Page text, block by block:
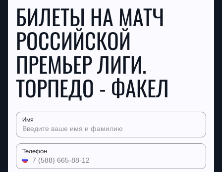
БИЛЕТЫ НА МАТЧ
РОССИЙСКОЙ
ПРЕМЬЕР ЛИГИ.
ТОРПЕДО - ФАКЕЛ
Имя
Телефон